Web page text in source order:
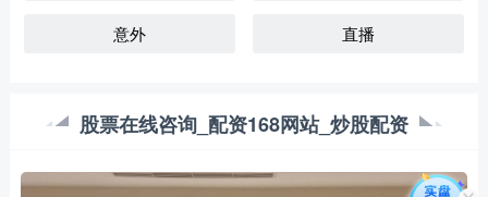
意外 直播
股票在线咨询_配资168网站_炒股配资